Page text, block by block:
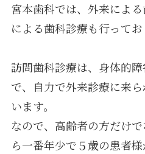
診療案内
料金表
採用情報
宮本歯科では、外来によ
による歯科診療も行ってお
訪問歯科診療は、身体的
で、自力で外来診療に来
います。
なので、高齢者の方だけ
ら一番年少で５歳の患者様